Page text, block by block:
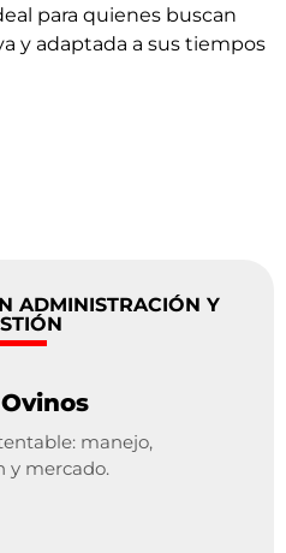
para quienes buscan
y adaptada a sus tiempos
ADMINISTRACIÓN Y
manejo,
y mercado.